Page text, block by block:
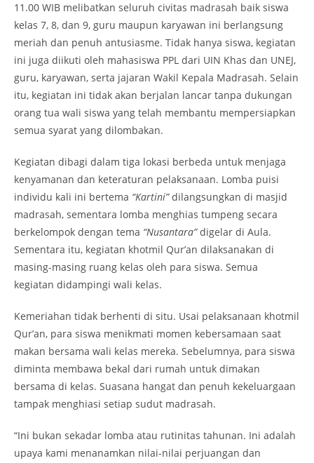
11.00 WIB melibatkan seluruh civitas madrasah baik siswa
kelas 7, 8, dan 9, guru maupun karyawan ini berlangsung
meriah dan penuh antusiasme. Tidak hanya siswa, kegiatan
ini juga diikuti oleh mahasiswa PPL dari UIN Khas dan UNEJ,
guru, karyawan, serta jajaran Wakil Kepala Madrasah. Selain
itu, kegiatan ini tidak akan berjalan lancar tanpa dukungan
orang tua wali siswa yang telah membantu mempersiapkan
semua syarat yang dilombakan.
Kegiatan dibagi dalam tiga lokasi berbeda untuk menjaga
kenyamanan dan keteraturan pelaksanaan. Lomba puisi
individu kali ini bertema “Kartini”dilangsungkan di masjid
madrasah, sementara lomba menghias tumpeng secara
berkelompok dengan tema “Nusantara”digelar di Aula.
Sementara itu, kegiatan khotmil Qur’an dilaksanakan di
masing-masing ruang kelas oleh para siswa. Semua
kegiatan didampingi wali kelas.
Kemeriahan tidak berhenti di situ. Usai pelaksanaan khotmil
Qur’an, para siswa menikmati momen kebersamaan saat
makan bersama wali kelas mereka. Sebelumnya, para siswa
diminta membawa bekal dari rumah untuk dimakan
bersama di kelas. Suasana hangat dan penuh kekeluargaan
tampak menghiasi setiap sudut madrasah.
“Ini bukan sekadar lomba atau rutinitas tahunan. Ini adalah
upaya kami menanamkan nilai-nilai perjuangan dan